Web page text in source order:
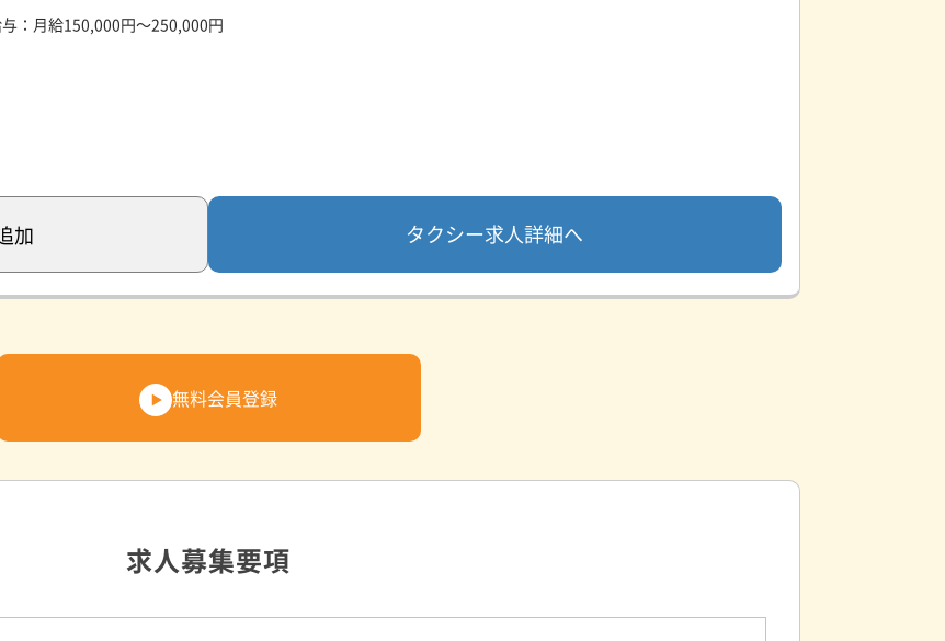
：月給150,000円～250,000円
加 タクシー求人詳細へ
無料会員登録
求人募集要項